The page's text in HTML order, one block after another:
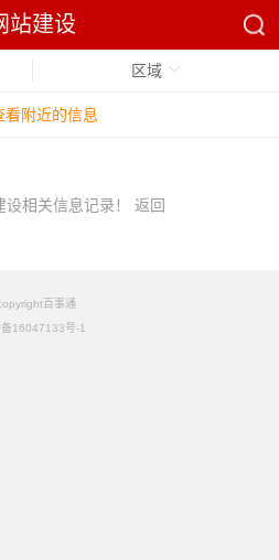
站建设
区域
看附近的信息
相关信息记录！ 返回
百事通
备16047133号-1